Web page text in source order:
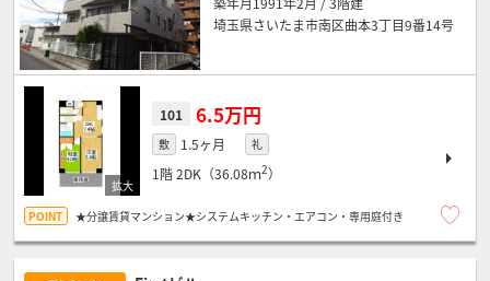
埼玉県さいたま市南区曲本3丁目9番14号
101 6.5万円
敷 1.5ヶ月 礼
1階2DK（36.08ｍ2）
★分譲賃貸マンション★システムキッチン・エアコン・専用庭付き